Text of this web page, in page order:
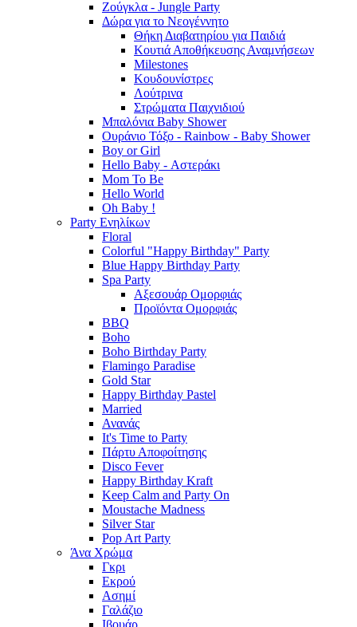
Ζούγκλα - Jungle Party
Δώρα για το Νεογέννητο
Θήκη Διαβατηρίου για Παιδιά
Κουτιά Αποθήκευσης Αναμνήσεων
Milestones
Κουδουνίστρες
Λούτρινα
Στρώματα Παιχνιδιού
Μπαλόνια Baby Shower
Ουράνιο Τόξο - Rainbow - Baby Shower
Boy or Girl
Hello Baby - Αστεράκι
Mom To Be
Hello World
Oh Baby !
Party Ενηλίκων
Floral
Colorful "Happy Birthday" Party
Blue Happy Birthday Party
Spa Party
Αξεσουάρ Ομορφιάς
Προϊόντα Ομορφιάς
BBQ
Boho
Boho Birthday Party
Flamingo Paradise
Gold Star
Happy Birthday Pastel
Married
Ανανάς
It's Time to Party
Πάρτυ Αποφοίτησης
Disco Fever
Happy Birthday Kraft
Keep Calm and Party On
Moustache Madness
Silver Star
Pop Art Party
Άνα Χρώμα
Γκρι
Εκρού
Ασημί
Γαλάζιο
Ιβουάρ